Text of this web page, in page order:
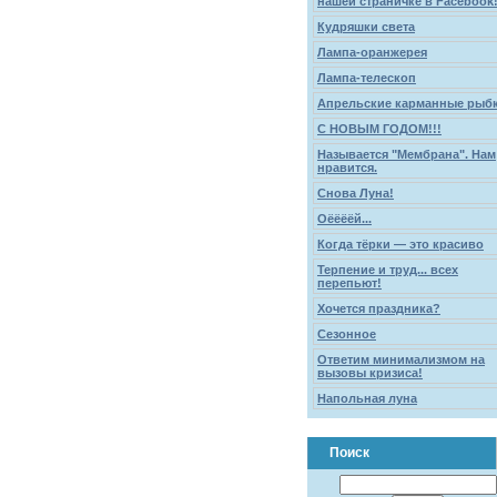
Кудряшки света
Лампа-оранжерея
Лампа-телескоп
Апрельские карманные
С НОВЫМ ГОДОМ!!!
Называется "Мембрана". Нам
нравится.
Снова Луна!
Оёёёёй...
Когда тёрки — это красиво
Терпение и труд... всех
перепьют!
Хочется праздника?
Сезонное
Ответим минимализмом на
вызовы кризиса!
Напольная луна
Поиск